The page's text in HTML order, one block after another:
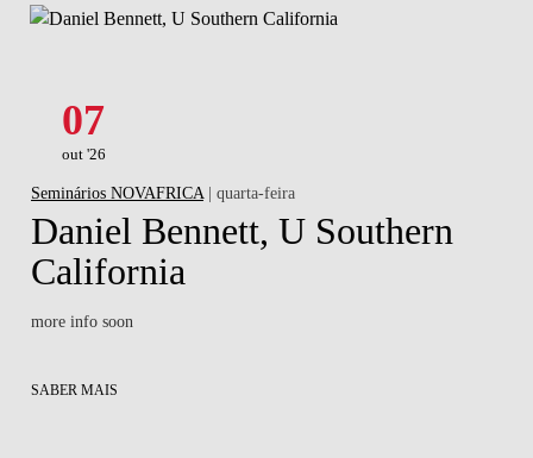
07
out '26
Seminários NOVAFRICA | quarta-feira
Daniel Bennett, U Southern
California
more info soon
SABER MAIS